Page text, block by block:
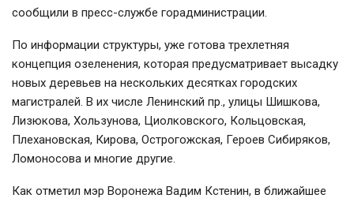
сообщили в пресс-службе горадминистрации.
По информации структуры, уже готова трехлетняя
концепция озеленения, которая предусматривает высадку
новых деревьев на нескольких десятках городских
магистралей. В их числе Ленинский пр., улицы Шишкова,
Лизюкова, Хользунова, Циолковского, Кольцовская,
Плехановская, Кирова, Острогожская, Героев Сибиряков,
Ломоносова и многие другие.
Как отметил мэр Воронежа Вадим Кстенин, в ближайшее